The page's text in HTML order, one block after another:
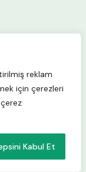
reklam
için çerezleri
Kabul Et